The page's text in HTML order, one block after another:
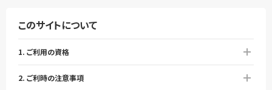
このサイトについて
1. ご利用の資格
2. ご利時の注意事項